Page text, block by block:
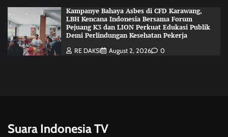
Kampanye Bahaya Asbes di CFD Karawang,
LBH Kencana Indonesia Bersama Forum
Pejuang K3 dan LION Perkuat Edukasi Publik
Demi Perlindungan Kesehatan Pekerja
RE DAKSI August 2, 2026 0
Suara Indonesia TV